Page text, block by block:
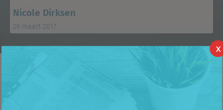
Nicole Dirksen
29 maart 2017
X